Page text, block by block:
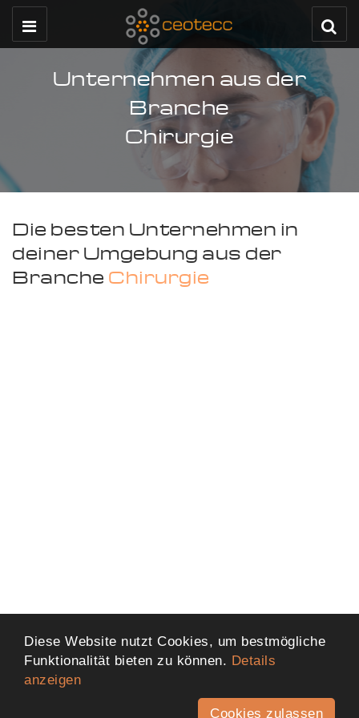
Unternehmen aus der
Branche
Chirurgie
Die besten Unternehmen in
deiner Umgebung aus der
Branche Chirurgie
Diese Website nutzt Cookies, um bestmögliche
Funktionalität bieten zu können. Details
anzeigen
Cookies zulassen